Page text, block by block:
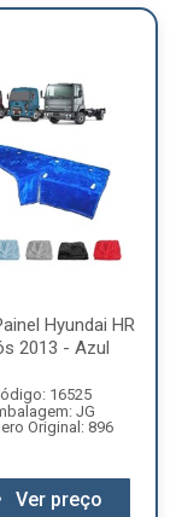
Hyundai HR
2013 - Azul
16525
JG
Original: 896
Ver preço